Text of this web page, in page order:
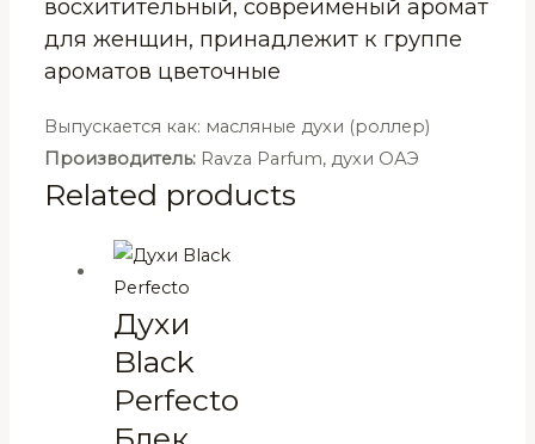
восхитительный, совреименый аромат
для женщин, принадлежит к группе
ароматов цветочные
Выпускается как: масляные духи (роллер)
Производитель: Ravza Parfum, духи ОАЭ
Related products
Духи
Black
Perfecto